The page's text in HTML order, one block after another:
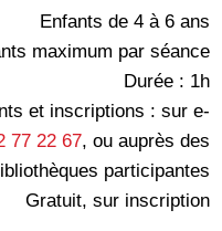
Enfants de 4 à 6 ans
maximum par séance
Durée : 1h
et inscriptions : sur e-
77 22 67, ou auprès des
participantes
Gratuit, sur inscription